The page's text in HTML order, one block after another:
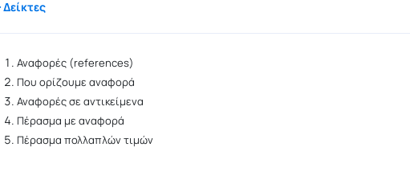
Δείκτες
Αναφορές (references)
Που ορίζουμε αναφορά
Αναφορές σε αντικείμενα
Πέρασμα με αναφορά
Πέρασμα πολλαπλών τιμών